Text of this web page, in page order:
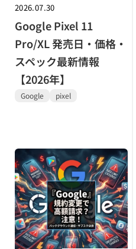
2026.07.30
Google Pixel 11
Pro/XL 発売日・価格・
スペック最新情報
【2026年】
Google pixel